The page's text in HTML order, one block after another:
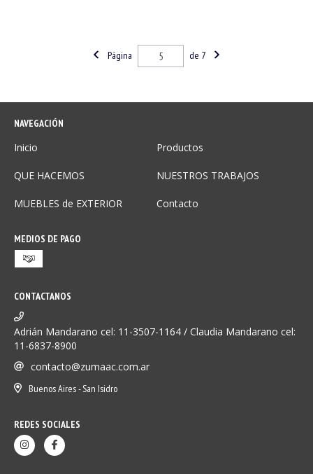
Página de 7
NAVEGACIÓN
Inicio Productos
QUE HACEMOS NUESTROS TRABAJOS
MUEBLES de EXTERIOR Contacto
MEDIOS DE PAGO
CONTACTANOS
Adrián Mandarano cel: 11-3507-1164 / Claudia Mandarano cel:
11-6837-8900
contacto@zumaac.com.ar
Buenos Aires - San Isidro
REDES SOCIALES